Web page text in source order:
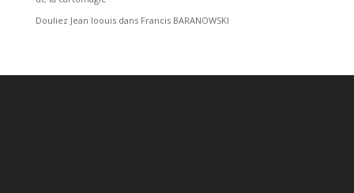
Douliez Jean loouisdans Francis BARANOWSKI